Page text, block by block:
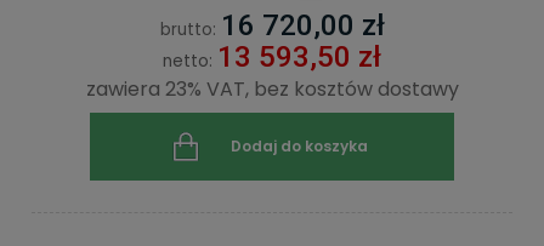
brutto: 16 720,00 zł
netto: 13 593,50 zł
zawiera 23% VAT, bez kosztów dostawy
Dodaj do koszyka